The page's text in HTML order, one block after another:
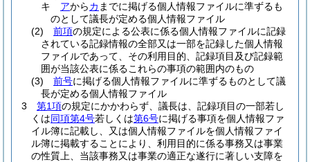
キ
アからカ までに掲げる個人情報ファイルに準ずるも
のとして議長が定める個人情報ファイル
(2)
前項の規定による公表に係る個人情報ファイルに記録
されている記録情報の全部又は一部を記録した個人情報
ファイルであって、その利用目的、記録項目及び記録範
囲が当該公表に係るこれらの事項の範囲内のもの
(3)
前号に掲げる個人情報ファイルに準ずるものとして議
長が定める個人情報ファイル
3
第1項の規定にかかわらず、議長は、記録項目の一部若し
くは同項第4号若しくは第6号に掲げる事項を個人情報ファ
イル簿に記載し、又は個人情報ファイルを個人情報ファイ
ル簿に掲載することにより、利用目的に係る事務又は事業
の性質上、当該事務又は事業の適正な遂行に著しい支障を